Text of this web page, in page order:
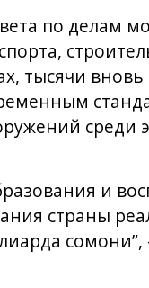
по делам
тысячи вновь
среди
и
страны
сомони”,